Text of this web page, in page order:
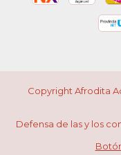
Copyright Afrodita
Defensa de las y los